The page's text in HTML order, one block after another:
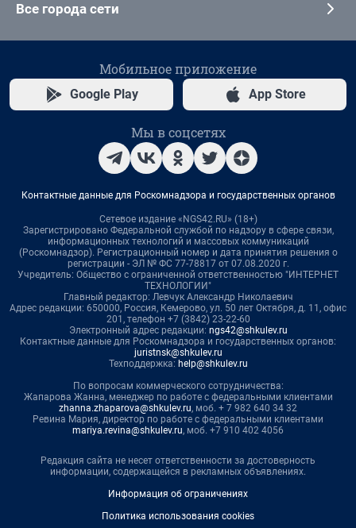
Все города сети
Мобильное приложение
Google Play App Store
Мы в соцсетях
Контактные данные для Роскомнадзора и государственных органов
Сетевое издание «NGS42.RU» (18+)
Зарегистрировано Федеральной службой по надзору в сфере связи,
информационных технологий и массовых коммуникаций
(Роскомнадзор). Регистрационный номер и дата принятия решения о
регистрации - ЭЛ № ФС 77-78817 от 07.08.2020 г.
Учредитель: Общество с ограниченной ответственностью "ИНТЕРНЕТ
ТЕХНОЛОГИИ"
Главный редактор: Левчук Александр Николаевич
Адрес редакции: 650000, Россия, Кемерово, ул. 50 лет Октября, д. 11, офис
201, телефон +7 (3842) 23-22-60
Электронный адрес редакции: ngs42@shkulev.ru
Контактные данные для Роскомнадзора и государственных органов:
juristnsk@shkulev.ru
Техподдержка: help@shkulev.ru
По вопросам коммерческого сотрудничества:
Жапарова Жанна, менеджер по работе с федеральными клиентами
zhanna.zhaparova@shkulev.ru, моб. + 7 982 640 34 32
Ревина Мария, директор по работе с федеральными клиентами
mariya.revina@shkulev.ru, моб. +7 910 402 4056
Редакция сайта не несет ответственности за достоверность
информации, содержащейся в рекламных объявлениях.
Информация об ограничениях
Политика использования cookies